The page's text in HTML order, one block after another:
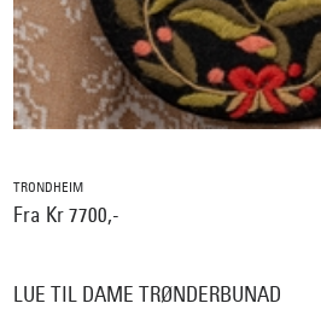
TRONDHEIM
Fra Kr 7700,-
LUE TIL DAME TRØNDERBUNAD